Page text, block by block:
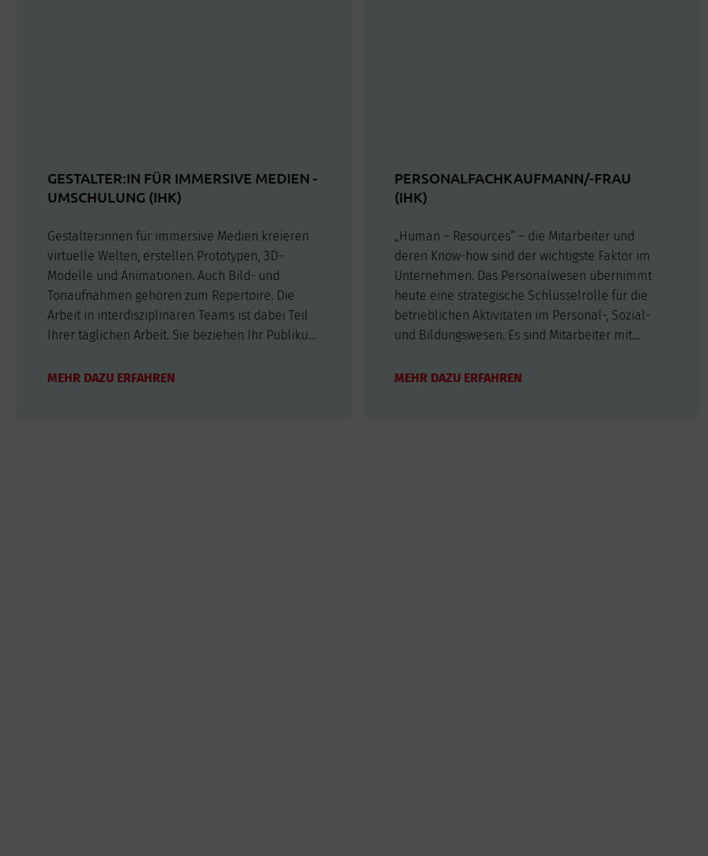
GESTALTER:IN FÜR IMMERSIVE MEDIEN -
UMSCHULUNG (IHK)
Gestalter:innen für immersive Medien kreieren
virtuelle Welten, erstellen Prototypen, 3D-
Modelle und Animationen. Auch Bild- und
Tonaufnahmen gehören zum Repertoire. Die
Arbeit in interdisziplinären Teams ist dabei Teil
Ihrer täglichen Arbeit. Sie beziehen Ihr Publikum
Emotionen.Virtual Reality (VR), Augmented
MEHR DAZU ERFAHREN
PERSONALFACHKAUFMANN/-FRAU
(IHK)
„Human – Resources“ – die Mitarbeiter und
deren Know-how sind der wichtigste Faktor im
Unternehmen. Das Personalwesen übernimmt
heute eine strategische Schlüsselrolle für die
betrieblichen Aktivitäten im Personal-, Sozial-
und Bildungswesen. Es sind Mitarbeiter mit
Personalwirtschaft gefragt, denn flexible, aktuell
MEHR DAZU ERFAHREN